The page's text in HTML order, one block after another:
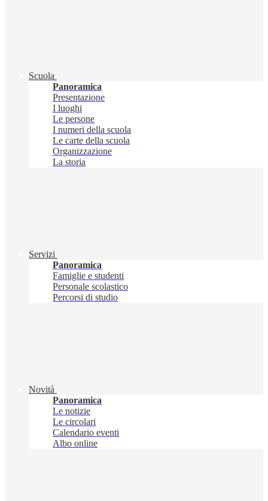
Scuola
Panoramica
Presentazione
I luoghi
Le persone
I numeri della scuola
Le carte della scuola
Organizzazione
La storia
Servizi
Panoramica
Famiglie e studenti
Personale scolastico
Percorsi di studio
Novità
Panoramica
Le notizie
Le circolari
Calendario eventi
Albo online